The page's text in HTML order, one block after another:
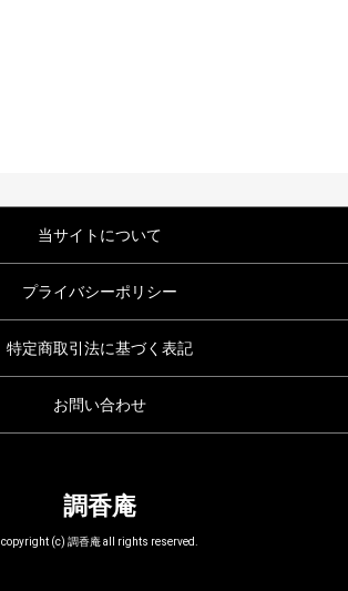
当サイトについて
プライバシーポリシー
特定商取引法に基づく表記
お問い合わせ
調香庵
copyright (c) 調香庵 all rights reserved.